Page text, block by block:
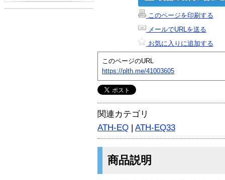
このページを印刷する
メールでURLを送る
お気に入りに追加する
このページのURL
https://plth.me/41003605
関連カテゴリ
ATH-EQ | ATH-EQ33
商品説明